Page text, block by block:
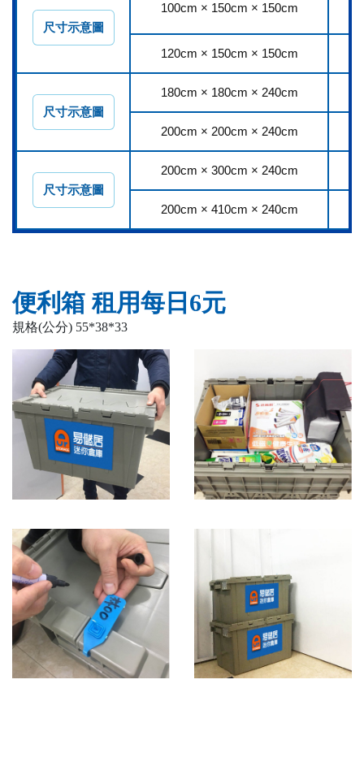
尺寸示意圖
100cm × 150cm × 150cm
120cm × 150cm × 150cm
尺寸示意圖
180cm × 180cm × 240cm
200cm × 200cm × 240cm
尺寸示意圖
200cm × 300cm × 240cm
200cm × 410cm × 240cm
便利箱 租用每日6元
規格(公分) 55*38*33